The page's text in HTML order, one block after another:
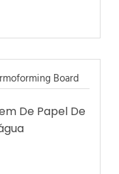
De Papel De